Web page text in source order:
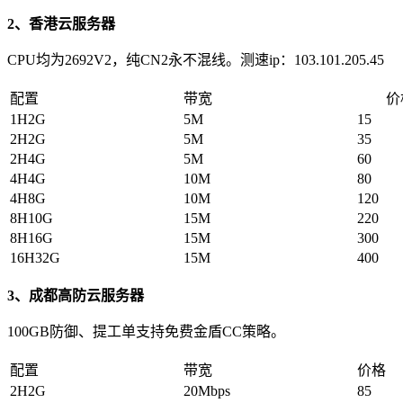
2、香港云服务器
CPU均为2692V2，纯CN2永不混线。测速ip：103.101.205.45
配置 带宽
价
1H2G
5M
15
2H2G
5M
35
2H4G
5M
60
4H4G
10M
80
4H8G
10M
120
8H10G
15M
220
8H16G
15M
300
16H32G
15M 400
3、成都高防云服务器
100GB防御、提工单支持免费金盾CC策略。
配置 带宽
价格
2H2G
20Mbps
85